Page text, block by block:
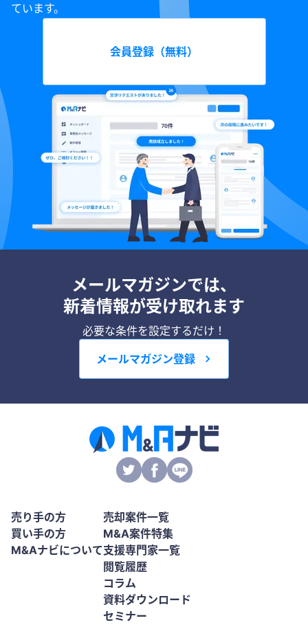
ています。
会員登録（無料）
メールマガジンでは、
新着情報が受け取れます
必要な条件を設定するだけ！
メールマガジン登録
売り手の方
買い手の方
M&Aナビについて
売却案件一覧
M&A案件特集
支援専門家一覧
閲覧履歴
コラム
資料ダウンロード
セミナー